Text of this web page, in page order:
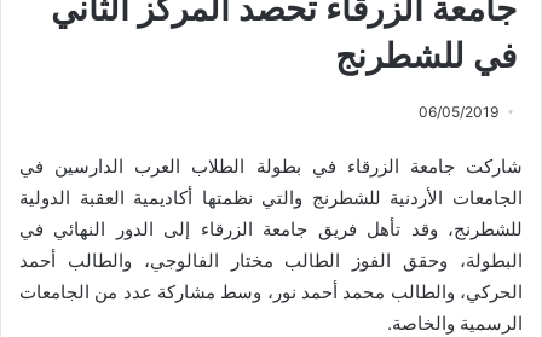
جامعة الزرقاء تحصد المركز الثاني
في للشطرنج
06/05/2019
شاركت جامعة الزرقاء في بطولة الطلاب العرب الدارسين في
الجامعات الأردنية للشطرنج والتي نظمتها أكاديمية العقبة الدولية
للشطرنج، وقد تأهل فريق جامعة الزرقاء إلى الدور النهائي في
البطولة، وحقق الفوز الطالب مختار الفالوجي، والطالب أحمد
الحركي، والطالب محمد أحمد نور، وسط مشاركة عدد من الجامعات
الرسمية والخاصة.